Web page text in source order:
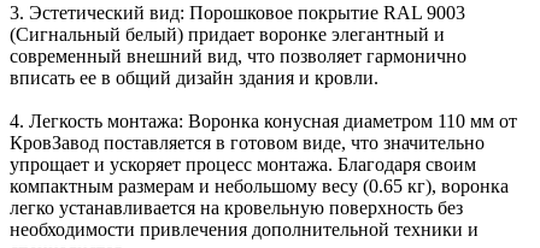
3. Эстетический вид: Порошковое покрытие RAL 9003
(Сигнальный белый) придает воронке элегантный и
современный внешний вид, что позволяет гармонично
вписать ее в общий дизайн здания и кровли.
4. Легкость монтажа: Воронка конусная диаметром 110 мм от
КровЗавод поставляется в готовом виде, что значительно
упрощает и ускоряет процесс монтажа. Благодаря своим
компактным размерам и небольшому весу (0.65 кг), воронка
легко устанавливается на кровельную поверхность без
необходимости привлечения дополнительной техники и